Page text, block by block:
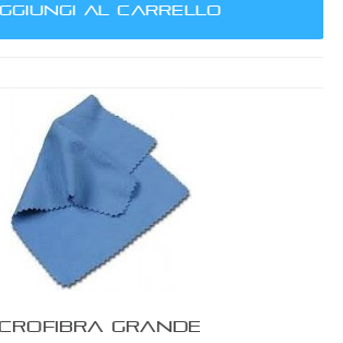
AL CARRELLO
GRANDE